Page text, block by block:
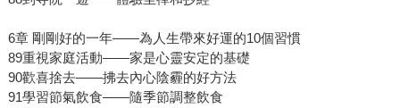
6章 剛剛好的一年——為人生帶來好運的10個習慣
89重視家庭活動——家是心靈安定的基礎
90歡喜捨去——拂去內心陰霾的好方法
91學習節氣飲食——隨季節調整飲食